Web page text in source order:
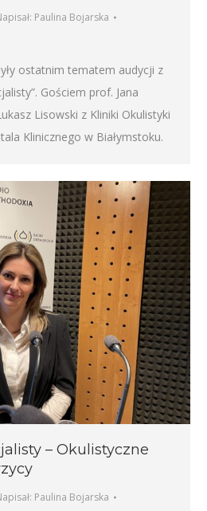
Paulina Bojarska
ostatnim tematem audycji z
Gościem prof. Jana
Lisowski z Kliniki Okulistyki
Klinicznego w Białymstoku.
– Okulistyczne
Paulina Bojarska